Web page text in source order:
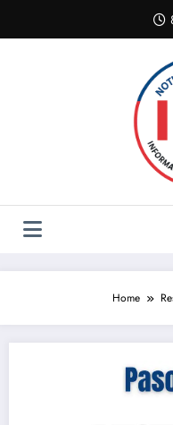
content
Home